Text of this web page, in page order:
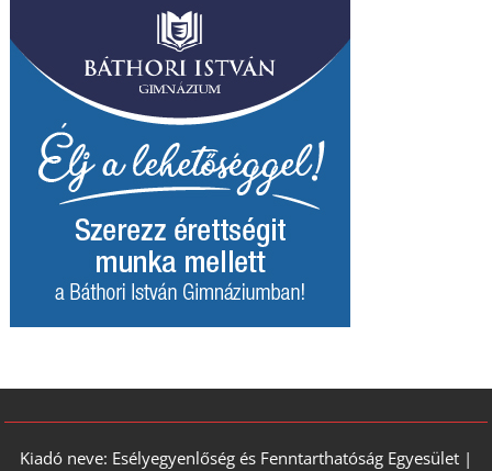
Kiadó neve: Esélyegyenlőség és Fenntarthatóság Egyesület |